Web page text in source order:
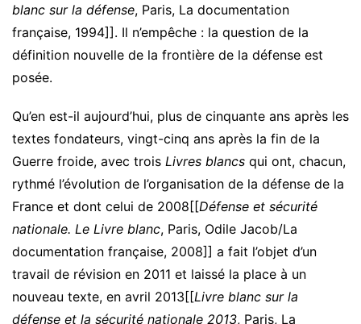
blanc sur la défense, Paris, La documentation
française, 1994]]. Il n’empêche : la question de la
définition nouvelle de la frontière de la défense est
posée.
Qu’en est-il aujourd’hui, plus de cinquante ans après les
textes fondateurs, vingt-cinq ans après la fin de la
Guerre froide, avec trois Livres blancs qui ont, chacun,
rythmé l’évolution de l’organisation de la défense de la
France et dont celui de 2008[[Défense et sécurité
nationale. Le Livre blanc, Paris, Odile Jacob/La
documentation française, 2008]] a fait l’objet d’un
travail de révision en 2011 et laissé la place à un
nouveau texte, en avril 2013[[Livre blanc sur la
défense et la sécurité nationale 2013, Paris, La